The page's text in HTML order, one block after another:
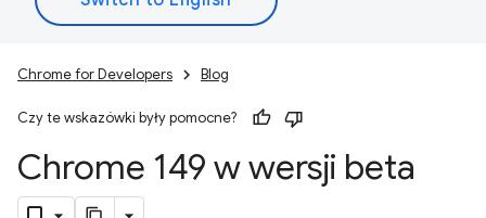
Chrome for Developers Blog
Czy te wskazówki były pomocne?
Chrome 149 w wersji beta